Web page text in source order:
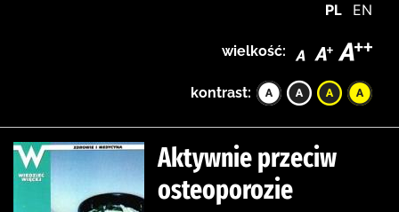
PL EN
wielkość:
kontrast:
Aktywnie przeciw
osteoporozie